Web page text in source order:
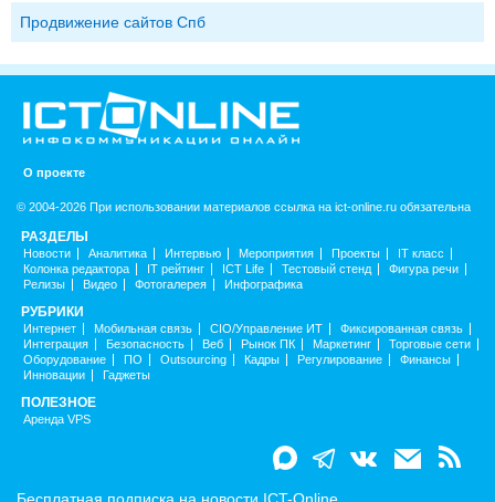
Продвижение сайтов Спб
О проекте
© 2004-2026 При использовании материалов ссылка на ict-online.ru обязательна
РАЗДЕЛЫ
Новости Аналитика Интервью Мероприятия Проекты
IT класс
Колонка редактора
IT рейтинг ICT Life Тестовый стенд
Фигура речи
Релизы
Видео Фотогалерея Инфографика
РУБРИКИ
Интернет Мобильная связь CIO/Управление ИТ
Фиксированная связь
Интеграция
Безопасность Веб Рынок ПК Маркетинг
Торговые сети
Оборудование
ПО Outsourcing Кадры Регулирование
Финансы
Инновации
Гаджеты
ПОЛЕЗНОЕ
Аренда VPS